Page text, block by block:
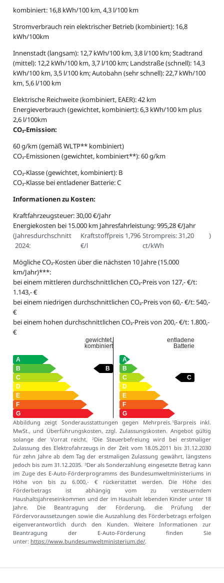
kombiniert: 16,8 kWh/100 km, 4,3 l/100 km
Stromverbrauch rein elektrischer Betrieb (kombiniert): 16,8
kWh/100km
Innenstadt (langsam): 12,7 kWh/100 km, 3,8 l/100 km; Stadtrand
(mittel): 12,2 kWh/100 km, 3,7 l/100 km; Landstraße (schnell): 14,3
kWh/100 km, 3,5 l/100 km; Autobahn (sehr schnell): 22,7 kWh/100
km, 5,6 l/100 km
Elektrische Reichweite (kombiniert, EAER): 42 km
Energieverbrauch (gewichtet, kombiniert): 6,3 kWh/100 km plus
2,6 l/100km
CO₂-Emission:
60 g/km (gemäß WLTP** kombiniert)
CO₂-Emissionen (gewichtet, kombiniert**): 60 g/km
CO₂-Klasse (gewichtet, kombiniert): B
CO₂-Klasse bei entladener Batterie: C
Informationen zu Kosten:
Kraftfahrzeugsteuer: 30,00 €/Jahr
Energiekosten bei 15.000 km Jahresfahrleistung: 995,28 €/Jahr
(Jahresdurchschnitt
2024:
Kraftstoffpreis 1,796
€/l
Strompreis: 31,20
ct/kWh
)
Mögliche CO₂-Kosten über die nächsten 10 Jahre (15.000
km/Jahr)***:
bei einem mittleren durchschnittlichen CO₂-Preis von 127,- €/t:
1.143,- €
bei einem niedrigen durchschnittlichen CO₂-Preis von 60,- €/t: 540,-
€
bei einem hohen durchschnittlichen CO₂-Preis von 200,- €/t: 1.800,-
€
gewichtet,
kombiniert
entladene
Batterie
Abbildung zeigt Sonderausstattungen gegen Mehrpreis. 1 Barpreis inkl.
MwSt., und Überführungskosten, zzgl. Zulassungskosten. Angebot gültig
solange der Vorrat reicht.
2Die Steuerbefreiung wird bei erstmaliger
Zulassung des Elektrofahrzeugs in der Zeit vom 18.05.2011 bis 31.12.2030
für zehn Jahre ab dem Tag der erstmaligen Zulassung gewährt, längstens
jedoch bis zum 31.12.2035. 3Der als Sonderzahlung eingesetzte Betrag kann
im Zuge des E-Auto-Förderprogramms des Bundesumweltministeriums in
Höhe von bis zu 6.000,- € rückerstattet werden. Die Höhe des
Förderbetrags ist abhängig vom zu versteuerndem
Haushaltsjahreseinkommen und der im Haushalt lebenden Kinder unter 18
Jahre. Die Beantragung der Förderung, die Prüfung der
Fördervoraussetzungen sowie die Auszahlung des Förderbetrags erfolgen
eigenverantwortlich durch den Kunden. Weitere Informationen zur
Beantragung der E-Auto-Förderung finden Sie
unter: https://www.bundesumweltministerium.de/.